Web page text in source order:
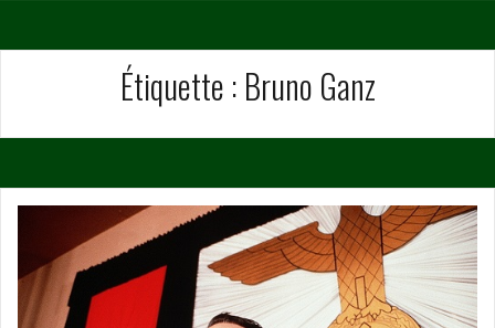
Étiquette : Bruno Ganz